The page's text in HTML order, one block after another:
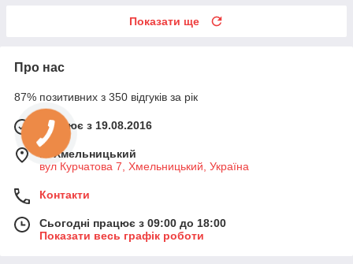
Показати ще
Про нас
87% позитивних з 350 відгуків за рік
Працює з 19.08.2016
м. Хмельницький
вул Курчатова 7, Хмельницький, Україна
Контакти
Сьогодні працює з 09:00 до 18:00
Показати весь графік роботи